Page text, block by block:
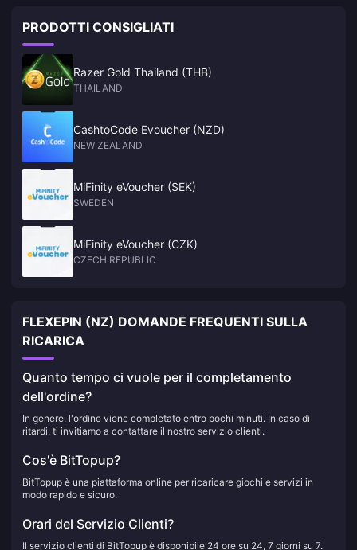
PRODOTTI CONSIGLIATI
Razer Gold Thailand (THB)
THAILAND
CashtoCode Evoucher (NZD)
NEW ZEALAND
MiFinity eVoucher (SEK)
SWEDEN
MiFinity eVoucher (CZK)
CZECH REPUBLIC
FLEXEPIN (NZ) DOMANDE FREQUENTI SULLA
RICARICA
Quanto tempo ci vuole per il completamento
dell'ordine?
In genere, l'ordine viene completato entro pochi minuti. In caso di
ritardi, ti invitiamo a contattare il nostro servizio clienti.
Cos'è BitTopup?
BitTopup è una piattaforma online per ricaricare giochi e servizi in
modo rapido e sicuro.
Orari del Servizio Clienti?
Il servizio clienti di BitTopup è disponibile 24 ore su 24, 7 giorni su 7.